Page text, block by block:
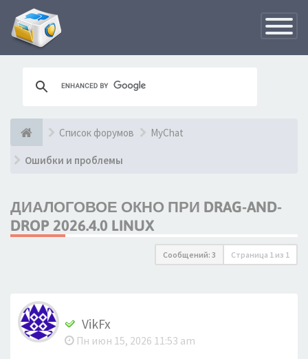
Список форумов MyChat
Ошибки и проблемы
ДИАЛОГОВОЕ ОКНО ПРИ DRAG-AND-
DROP 2026.4.0 LINUX
Сообщений: 3 Страница 1 из 1
VikFx
Пн июн 15, 2026 11:53 am